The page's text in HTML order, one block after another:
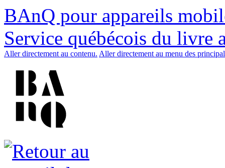
BAnQ pour appareils
Service québécois du livre
Aller directement au contenu. Aller directement au menu des